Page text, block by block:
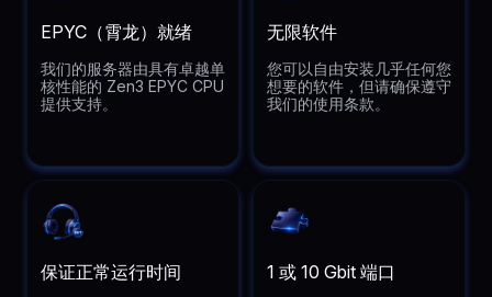
EPYC（霄龙）就绪
我们的服务器由具有卓越单
核性能的 Zen3 EPYC CPU
提供支持。
无限软件
您可以自由安装几乎任何您
想要的软件，但请确保遵守
我们的使用条款。
保证正常运行时间 1 或 10 Gbit 端口